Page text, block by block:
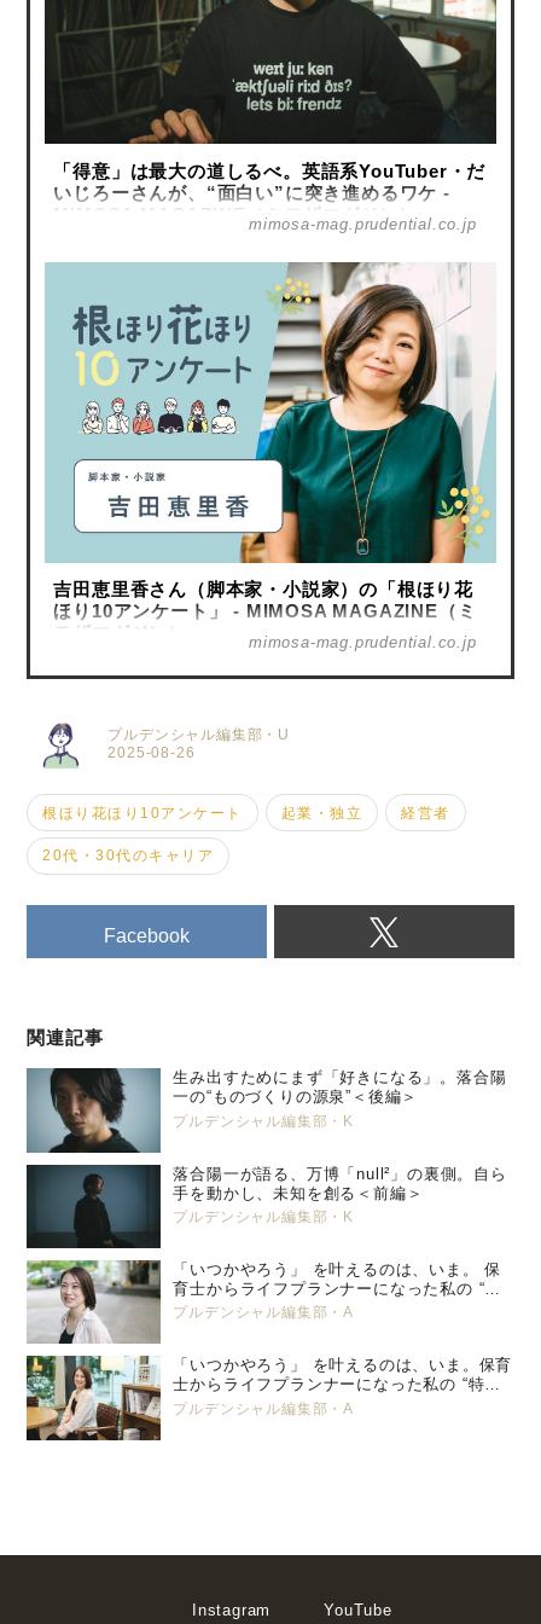
「得意」は最大の道しるべ。英語系YouTuber・だ
いじろーさんが、“面白い”に突き進めるワケ -
MIMOSA MAGAZINE（ミモザマガジン）
mimosa-mag.prudential.co.jp
吉田恵里香さん（脚本家・小説家）の「根ほり花
ほり10アンケート」 - MIMOSA MAGAZINE（ミ
モザマガジン）
mimosa-mag.prudential.co.jp
2025-08-26
プルデンシャル編集部・U
根ほり花ほり10アンケート 起業・独立 経営者
20代・30代のキャリア
Facebook
関連記事
生み出すためにまず「好きになる」。落合陽
一の“ものづくりの源泉”＜後編＞
プルデンシャル編集部・K
落合陽一が語る、万博「null²」の裏側。自ら
手を動かし、未知を創る＜前編＞
プルデンシャル編集部・K
「いつかやろう」 を叶えるのは、いま。 保
育士からライフプランナーになった私の “特
別養子縁組” という選択。 プルデンシャル
プルデンシャル編集部・A
「いつかやろう」 を叶えるのは、いま。保育
士からライフプランナーになった私の “特別
養子縁組” という選択。 プルデンシャル生
プルデンシャル編集部・A
Instagram YouTube